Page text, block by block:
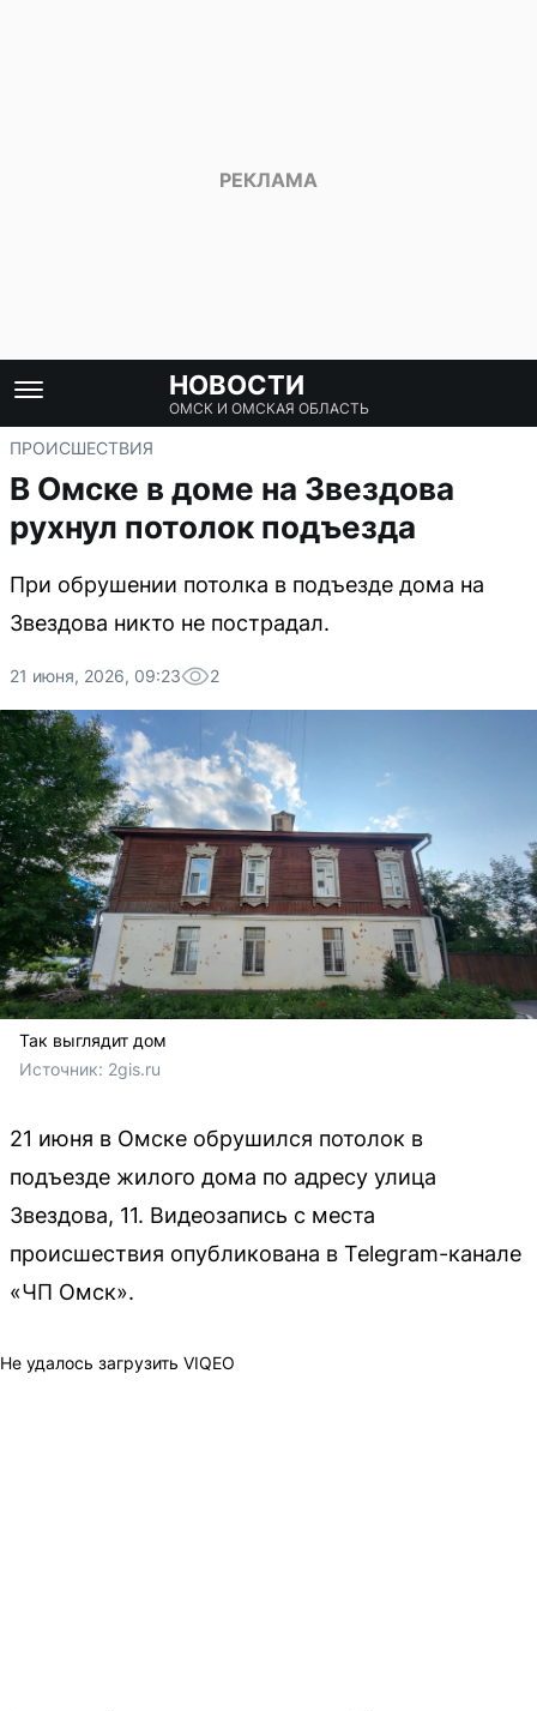
НОВОСТИ
ОМСК И ОМСКАЯ ОБЛАСТЬ
ПРОИСШЕСТВИЯ
В Омске в доме на Звездова
рухнул потолок подъезда
При обрушении потолка в подъезде дома на
Звездова никто не пострадал.
21 июня, 2026, 09:23 2
Так выглядит дом
Источник: 2gis.ru
21 июня в Омске обрушился потолок в
подъезде жилого дома по адресу улица
Звездова, 11. Видеозапись с места
происшествия опубликована в Telegram-канале
«ЧП Омск».
Не удалось загрузить VIQEO